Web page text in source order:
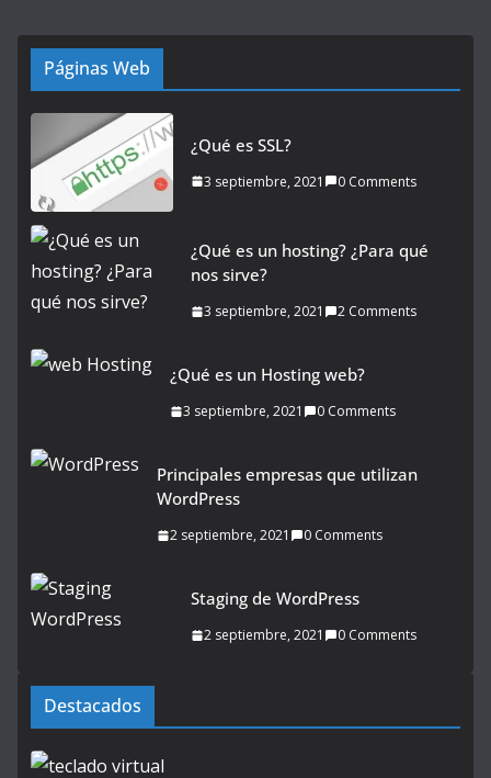
Páginas Web
¿Qué es SSL?
3 septiembre, 2021 0 Comments
¿Qué es un hosting? ¿Para qué
nos sirve?
3 septiembre, 2021 2 Comments
¿Qué es un Hosting web?
3 septiembre, 2021 0 Comments
Principales empresas que utilizan
WordPress
2 septiembre, 2021 0 Comments
Staging de WordPress
2 septiembre, 2021 0 Comments
Destacados